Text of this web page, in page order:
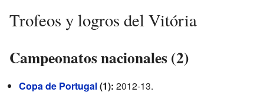
Trofeos y logros del Vitória
Campeonatos nacionales (2)
Copa de Portugal(1): 2012-13.